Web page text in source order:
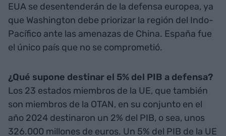
EUA se desentenderán de la defensa europea, ya
que Washington debe priorizar la región del Indo-
Pacífico ante las amenazas de China. España fue
el único país que no se comprometió.
¿Qué supone destinar el 5% del PIB a defensa?
Los 23 estados miembros de la UE, que también
son miembros de la OTAN, en su conjunto en el
año 2024 destinaron un 2% del PIB, o sea, unos
326.000 millones de euros. Un 5% del PIB de la UE